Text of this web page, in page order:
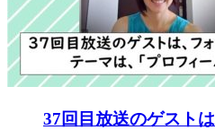
37回目放送のゲスト